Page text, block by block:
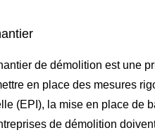
de démolition est une
en place des mesures
(EPI), la mise en place de
de démolition